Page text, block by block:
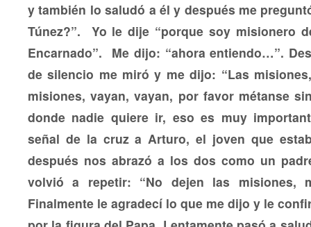
y también lo saludó a él y después me
Túnez?”. Yo le dije “porque soy misionero
Encarnado”. Me dijo: “ahora entiendo…”.
de silencio me miró y me dijo: “Las
misiones, vayan, vayan, por favor métanse
donde nadie quiere ir, eso es muy
señal de la cruz a Arturo, el joven que
después nos abrazó a los dos como un
volvió a repetir: “No dejen las misiones,
Finalmente le agradecí lo que me dijo y le